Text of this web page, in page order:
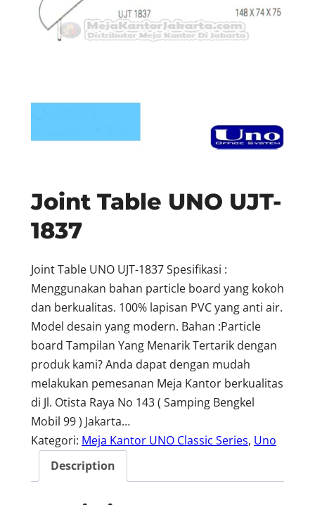
Joint Table UNO UJT-
1837
Joint Table UNO UJT-1837 Spesifikasi :
Menggunakan bahan particle board yang kokoh
dan berkualitas. 100% lapisan PVC yang anti air.
Model desain yang modern. Bahan :Particle
board Tampilan Yang Menarik Tertarik dengan
produk kami? Anda dapat dengan mudah
melakukan pemesanan Meja Kantor berkualitas
di Jl. Otista Raya No 143 ( Samping Bengkel
Mobil 99 ) Jakarta…
Kategori: Meja Kantor UNO Classic Series, Uno
Description